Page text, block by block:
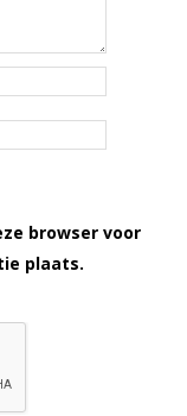
browser voor
plaats.